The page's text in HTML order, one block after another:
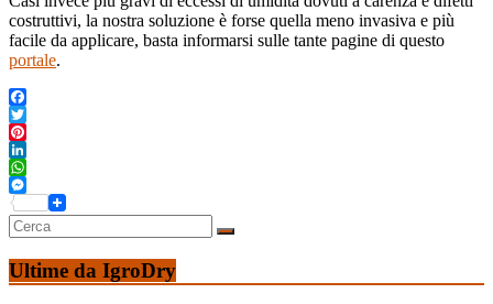
costruttivi, la nostra soluzione è forse quella meno invasiva e più
facile da applicare, basta informarsi sulle tante pagine di questo
portale.
Facebook
Twitter
Pinterest
LinkedIn
WhatsApp
Messenger
Ultime da IgroDry